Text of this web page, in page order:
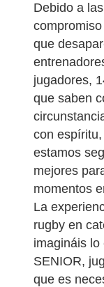
Debido a
que
jugadores,
que saben
con
estamos
mejores
momentos
La
rugby en
imagináis
SENIOR,
que es